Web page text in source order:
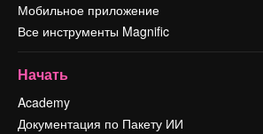
Мобильное приложение
Все инструменты Magnific
Начать
Academy
Документация по Пакету ИИ